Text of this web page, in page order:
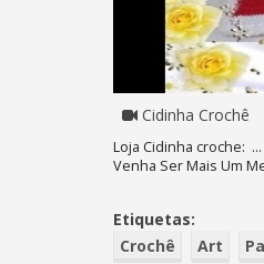
Cidinha Crochê
Loja Cidinha croche:
Venha Ser Mais Um
Etiquetas:
Crochê
Art